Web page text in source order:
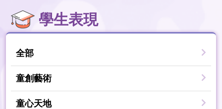
學生表現
全部
童創藝術
童心天地